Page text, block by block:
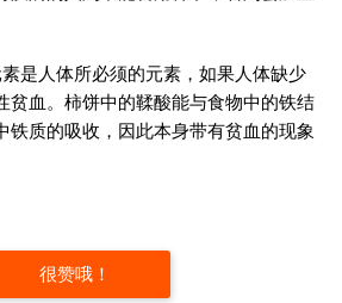
是人体所必须的元素，如果人体缺少
贫血。柿饼中的鞣酸能与食物中的铁结
铁质的吸收，因此本身带有贫血的现象
很赞哦！